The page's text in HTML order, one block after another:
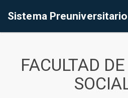
Sistema Preuniversitario
FACULTAD